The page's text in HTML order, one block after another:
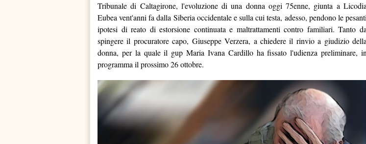
Tribunale di Caltagirone, l'evoluzione di una donna oggi 75enne, giunta a Licodia
Eubea vent'anni fa dalla Siberia occidentale e sulla cui testa, adesso, pendono le pesanti
ipotesi di reato di estorsione continuata e maltrattamenti contro familiari. Tanto da
spingere il procuratore capo, Giuseppe Verzera, a chiedere il rinvio a giudizio della
donna, per la quale il gup Maria Ivana Cardillo ha fissato l'udienza preliminare, in
programma il prossimo 26 ottobre.